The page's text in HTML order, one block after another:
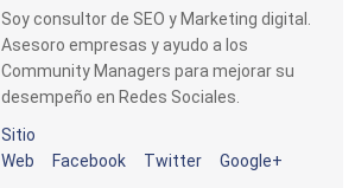
Soy consultor de SEO y Marketing digital.
Asesoro empresas y ayudo a los
Community Managers para mejorar su
desempeño en Redes Sociales.
Sitio
Web
Facebook Twitter Google+